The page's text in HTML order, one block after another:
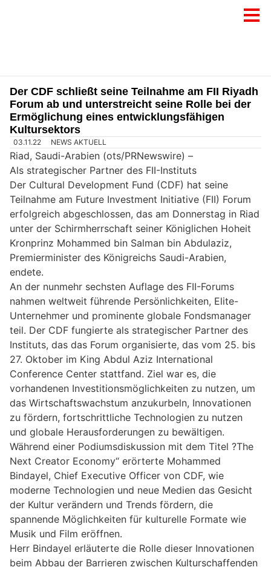
Der CDF schließt seine Teilnahme am FII Riyadh
Forum ab und unterstreicht seine Rolle bei der
Ermöglichung eines entwicklungsfähigen
Kultursektors
03.11.22 NEWS AKTUELL
Riad, Saudi-Arabien (ots/PRNewswire) –
Als strategischer Partner des FII-Instituts
Der Cultural Development Fund (CDF) hat seine
Teilnahme am Future Investment Initiative (FII) Forum
erfolgreich abgeschlossen, das am Donnerstag in Riad
unter der Schirmherrschaft seiner Königlichen Hoheit
Kronprinz Mohammed bin Salman bin Abdulaziz,
Premierminister des Königreichs Saudi-Arabien,
endete.
An der nunmehr sechsten Auflage des FII-Forums
nahmen weltweit führende Persönlichkeiten, Elite-
Unternehmer und prominente globale Fondsmanager
teil. Der CDF fungierte als strategischer Partner des
Instituts, das das Forum organisierte, das vom 25. bis
27. Oktober im King Abdul Aziz International
Conference Center stattfand. Ziel war es, die
vorhandenen Investitionsmöglichkeiten zu nutzen, um
das Wirtschaftswachstum anzukurbeln, Innovationen
zu fördern, fortschrittliche Technologien zu nutzen
und globale Herausforderungen zu bewältigen.
Während einer Podiumsdiskussion mit dem Titel ?The
Next Creator Economy“ erörterte Mohammed
Bindayel, Chief Executive Officer von CDF, wie
moderne Technologien und neue Medien das Gesicht
der Kultur verändern und Trends fördern, die
spannende Möglichkeiten für kulturelle Formate wie
Musik und Film eröffnen.
Herr Bindayel erläuterte die Rolle dieser Innovationen
beim Abbau der Barrieren zwischen Kulturschaffenden